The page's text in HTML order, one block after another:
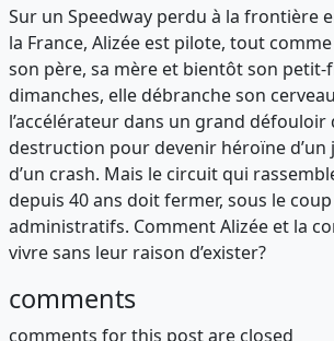
Sur un Speedway perdu à la frontière
la France, Alizée est pilote, tout
son père, sa mère et bientôt son petit-
dimanches, elle débranche son
l’accélérateur dans un grand défouloir
destruction pour devenir héroïne d’un
d’un crash. Mais le circuit qui
depuis 40 ans doit fermer, sous le
administratifs. Comment Alizée et la
vivre sans leur raison d’exister?
comments
comments for this post are closed